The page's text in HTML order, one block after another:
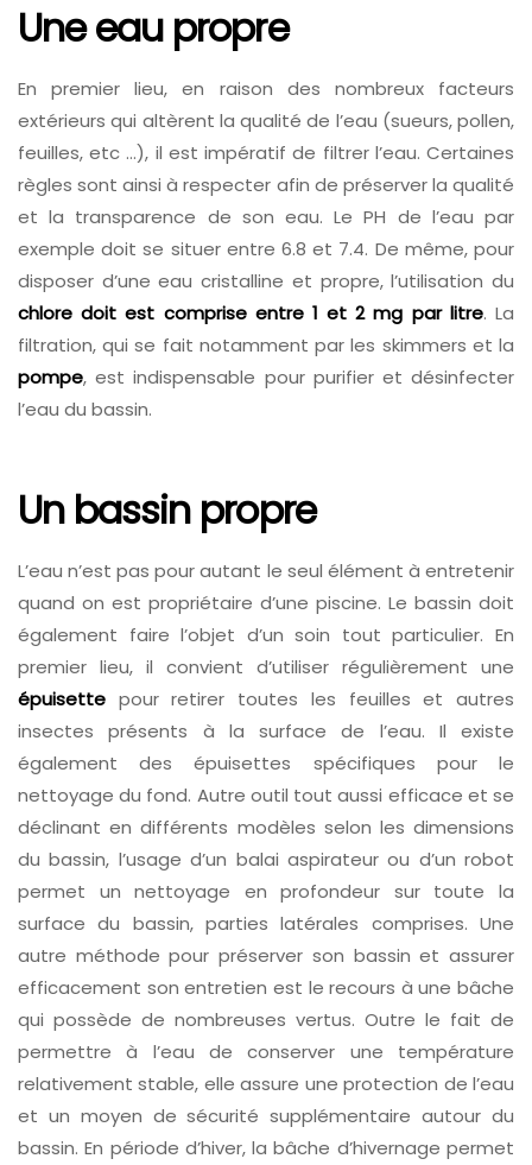
Une eau propre
En premier lieu, en raison des nombreux facteurs
extérieurs qui altèrent la qualité de l’eau (sueurs, pollen,
feuilles, etc …), il est impératif de filtrer l’eau. Certaines
règles sont ainsi à respecter afin de préserver la qualité
et la transparence de son eau. Le PH de l’eau par
exemple doit se situer entre 6.8 et 7.4. De même, pour
disposer d’une eau cristalline et propre, l’utilisation du
chlore doit est comprise entre 1 et 2 mg par litre. La
filtration, qui se fait notamment par les skimmers et la
pompe, est indispensable pour purifier et désinfecter
l’eau du bassin.
Un bassin propre
L’eau n’est pas pour autant le seul élément à entretenir
quand on est propriétaire d’une piscine. Le bassin doit
également faire l’objet d’un soin tout particulier. En
premier lieu, il convient d’utiliser régulièrement une
épuisette pour retirer toutes les feuilles et autres
insectes présents à la surface de l’eau. Il existe
également des épuisettes spécifiques pour le
nettoyage du fond. Autre outil tout aussi efficace et se
déclinant en différents modèles selon les dimensions
du bassin, l’usage d’un balai aspirateur ou d’un robot
permet un nettoyage en profondeur sur toute la
surface du bassin, parties latérales comprises. Une
autre méthode pour préserver son bassin et assurer
efficacement son entretien est le recours à une bâche
qui possède de nombreuses vertus. Outre le fait de
permettre à l’eau de conserver une température
relativement stable, elle assure une protection de l’eau
et un moyen de sécurité supplémentaire autour du
bassin. En période d’hiver, la bâche d’hivernage permet